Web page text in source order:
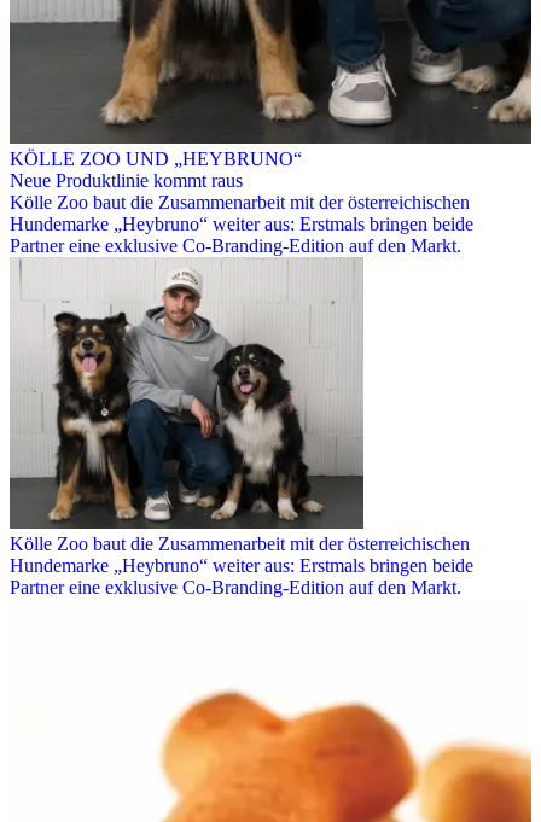
KÖLLE ZOO UND „HEYBRUNO“
Neue Produktlinie kommt raus
Kölle Zoo baut die Zusammenarbeit mit der österreichischen
Hundemarke „Heybruno“ weiter aus: Erstmals bringen beide
Partner eine exklusive Co-Branding-Edition auf den Markt.
Kölle Zoo baut die Zusammenarbeit mit der österreichischen
Hundemarke „Heybruno“ weiter aus: Erstmals bringen beide
Partner eine exklusive Co-Branding-Edition auf den Markt.